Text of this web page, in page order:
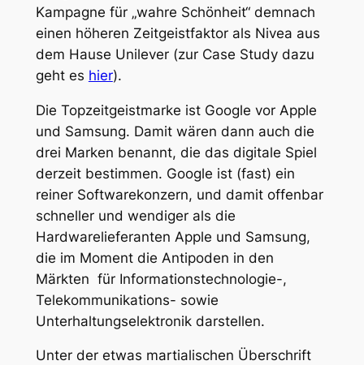
Kampagne für „wahre Schönheit“ demnach
einen höheren Zeitgeistfaktor als Nivea aus
dem Hause Unilever (zur Case Study dazu
geht es hier).
Die Topzeitgeistmarke ist Google vor Apple
und Samsung. Damit wären dann auch die
drei Marken benannt, die das digitale Spiel
derzeit bestimmen. Google ist (fast) ein
reiner Softwarekonzern, und damit offenbar
schneller und wendiger als die
Hardwarelieferanten Apple und Samsung,
die im Moment die Antipoden in den
Märkten für Informationstechnologie-,
Telekommunikations- sowie
Unterhaltungselektronik darstellen.
Unter der etwas martialischen Überschrift